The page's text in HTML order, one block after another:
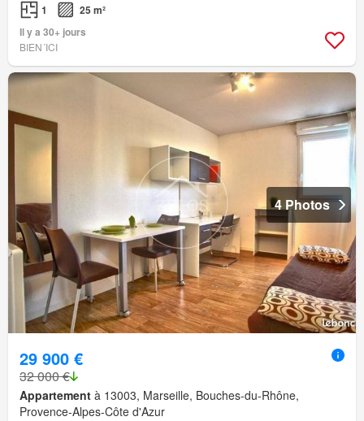
1
25 m²
Il y a 30+ jours
BIEN´ICI
4 Photos
29 900 €
32 000 €
Appartement à 13003, Marseille, Bouches-du-Rhône,
Provence-Alpes-Côte d'Azur